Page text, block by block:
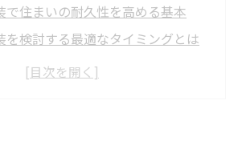
で住まいの耐久性を高める基本
を検討する最適なタイミングとは
が必要なサインと劣化の見極め方